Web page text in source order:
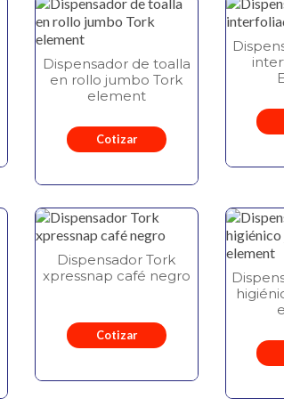
Dispensador de toalla
en rollo jumbo Tork
element
Cotizar
Dispensador Tork
xpressnap café negro
Cotizar